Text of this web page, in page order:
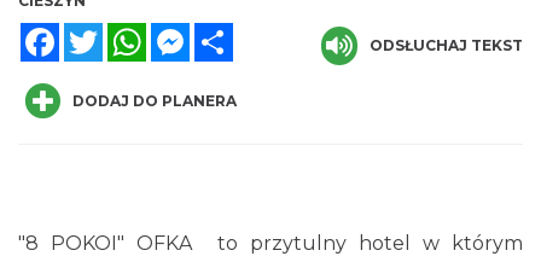
FacebookTwitterWhatsAppMessenger
ODSŁUCHAJ TEKST
DODAJ DO PLANERA
"8 POKOI" OFKA to przytulny hotel w którym